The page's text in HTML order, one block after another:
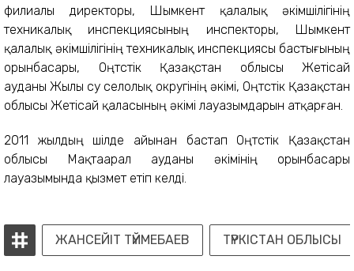
филиалы директоры, Шымкент қалалық әкімшілігінің
техникалық инспекциясының инспекторы, Шымкент
қалалық әкімшілігінің техникалық инспекциясы бастығының
орынбасары, Оңтүстік Қазақстан облысы Жетісай
ауданы Жылы су селолық округінің әкімі, Оңтүстік Қазақстан
облысы Жетісай қаласының әкімі лауазымдарын атқарған.
2011 жылдың шілде айынан бастап Оңтүстік Қазақстан
облысы Мақтаарал ауданы әкімінің орынбасары
лауазымында қызмет етіп келді.
ЖАНСЕЙІТ ТҮЙМЕБАЕВ ТҮРКІСТАН ОБЛЫСЫ